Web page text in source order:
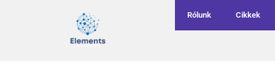
Rólunk Cikkek